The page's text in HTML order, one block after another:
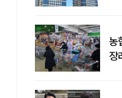
농
장